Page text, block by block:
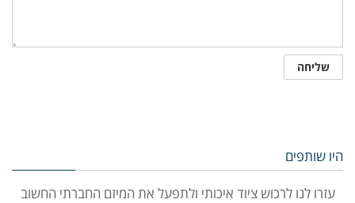
היו שותפים
עזרו לנו לרכוש ציוד איכותי ולתפעל את המיזם החברתי החשוב